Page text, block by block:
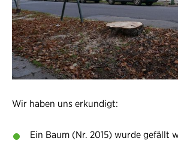
Wir haben uns erkundigt:
Ein Baum (Nr. 2015) wurde gefällt